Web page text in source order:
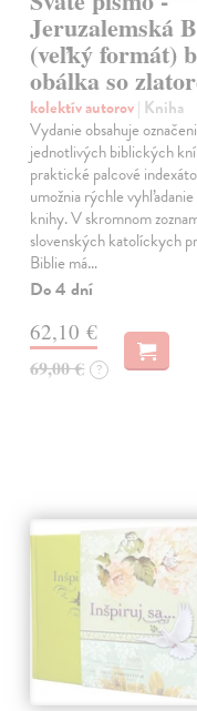
Jeruzalemská
(veľký formát)
obálka so
kolektív autorov| Kniha
Vydanie obsahuje
jednotlivých biblických
praktické palcové
umožnia rýchle
knihy. V skromnom
slovenských katolíckych
Biblie má…
Do 4 dní
62,10 €
69,00 € ?